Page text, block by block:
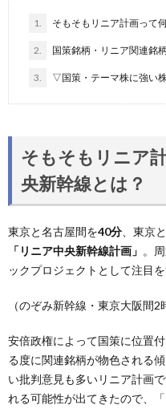
1. そもそもリニア計画って
2. 国策銘柄・リニア関連銘
3. ▽国策・テーマ株に強い
そもそもリニア
央新幹線とは？
東京と名古屋間を40分 、東京
「リニア中央新幹線計画」 。
ックプロジェクトとして注目を
（のぞみ新幹線・東京大阪間2
安倍政権によって国策に位置
る度に関連銘柄が物色される
い批判意見も多いリニア計画
れる可能性が出てきたので、